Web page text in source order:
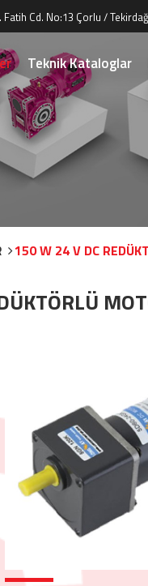
Cd. No:13 Çorlu /
Teknik Kataloglar
150 W 24 V DC